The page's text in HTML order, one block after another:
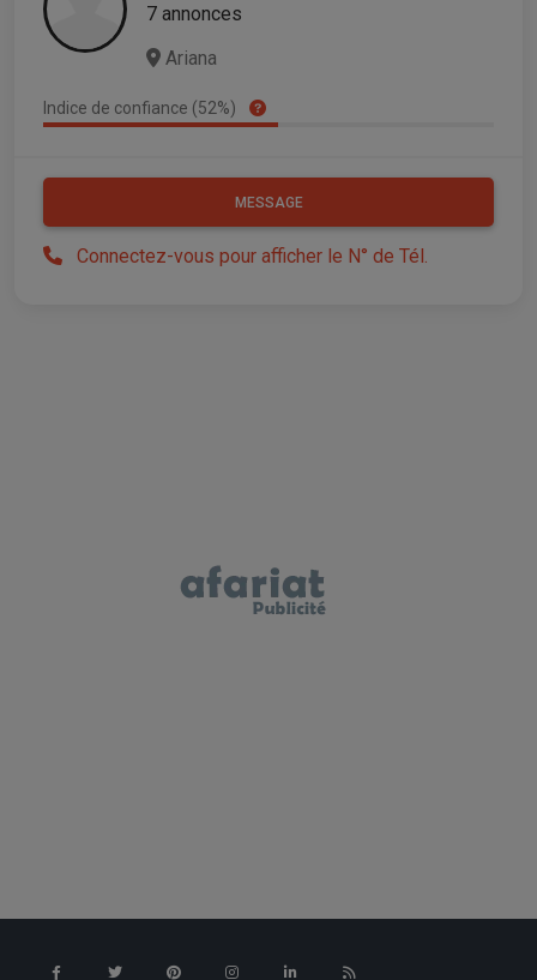
7 annonces
Ariana
Indice de confiance (52%)
MESSAGE
Connectez-vous pour afficher le N° de Tél.